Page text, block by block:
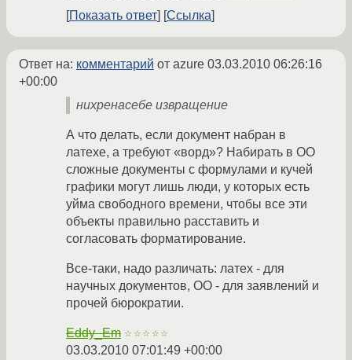
Показать ответ Ссылка
Ответ на: комментарий от azure 03.03.2010 06:26:16
+00:00
нихренасебе извращение
А что делать, если документ набран в
латехе, а требуют «ворд»? Набирать в ОО
сложные документы с формулами и кучей
графики могут лишь люди, у которых есть
уйма свободного времени, чтобы все эти
объекты правильно расставить и
согласовать форматирование.
Все-таки, надо различать: латех - для
научных документов, ОО - для заявлений и
прочей бюрократии.
Eddy_Em ☆☆☆☆☆
03.03.2010 07:01:49 +00:00